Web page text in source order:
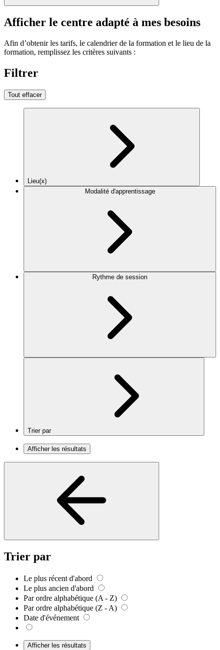
Afficher le centre adapté à mes besoins
Afin d’obtenir les tarifs, le calendrier de la formation et le lieu de la
formation, remplissez les critères suivants :
Filtrer
Tout effacer
Lieu(x)
Modalité d'apprentissage
Rythme de session
Trier par
Afficher les résultats
Trier par
Le plus récent d'abord
Le plus ancien d'abord
Par ordre alphabétique (A - Z)
Par ordre alphabétique (Z - A)
Date d'événement
Afficher les résultats